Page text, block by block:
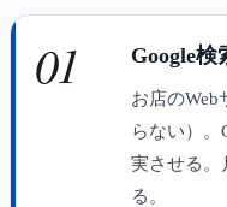
01 Google
お店の
らない）
実させる。
る。